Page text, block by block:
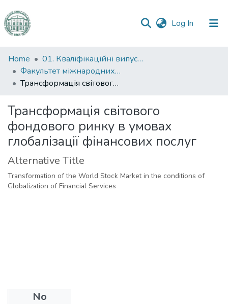
Log In (current)
Communities
&
Collections
Statistics
Home
01. Кваліфікаційні випускні роботи здобувачів вищої освіти
Факультет міжнародних відносин, політології та соціології
Трансформація світового фондового ринку в умовах глобалізації фінансових послуг
Трансформація світового
фондового ринку в умовах
глобалізації фінансових послуг
Alternative Title
Transformation of the World Stock Market in the conditions of
Globalization of Financial Services
No